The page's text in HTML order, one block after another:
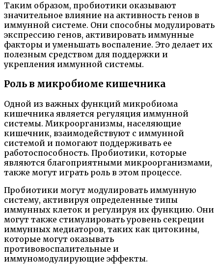
Таким образом, пробиотики оказывают
значительное влияние на активность генов в
иммунной системе. Они способны модулировать
экспрессию генов, активировать иммунные
факторы и уменьшать воспаление. Это делает их
полезным средством для поддержки и
укрепления иммунной системы.
Роль в микробиоме кишечника
Одной из важных функций микробиома
кишечника является регуляция иммунной
системы. Микроорганизмы, населяющие
кишечник, взаимодействуют с иммунной
системой и помогают поддерживать ее
работоспособность. Пробиотики, которые
являются благоприятными микроорганизмами,
также могут играть роль в этом процессе.
Пробиотики могут модулировать иммунную
систему, активируя определенные типы
иммунных клеток и регулируя их функцию. Они
могут также стимулировать уровень секреции
иммунных медиаторов, таких как цитокины,
которые могут оказывать
противовоспалительные и
иммуномодулирующие эффекты.